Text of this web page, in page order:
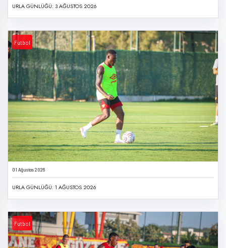
URLA GÜNLÜĞÜ: 3 AĞUSTOS 2026
Futbol
01 Ağustos 2026
URLA GÜNLÜĞÜ: 1 AĞUSTOS 2026
Futbol